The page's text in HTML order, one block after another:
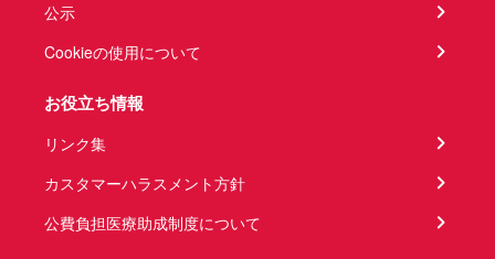
公示
Cookieの使用について
お役立ち情報
リンク集
カスタマーハラスメント方針
公費負担医療助成制度について